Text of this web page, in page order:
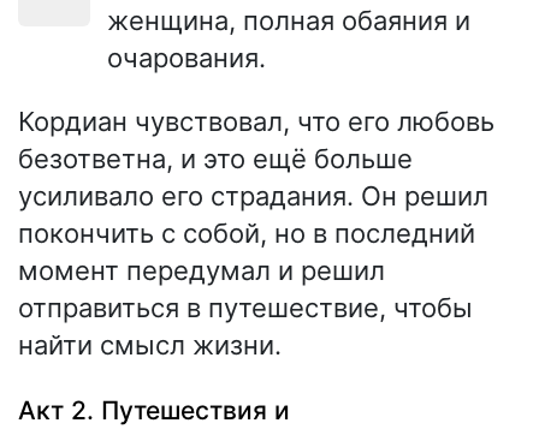
женщина, полная обаяния и
очарования.
Кордиан чувствовал, что его любовь
безответна, и это ещё больше
усиливало его страдания. Он решил
покончить с собой, но в последний
момент передумал и решил
отправиться в путешествие, чтобы
найти смысл жизни.
Акт 2. Путешествия и